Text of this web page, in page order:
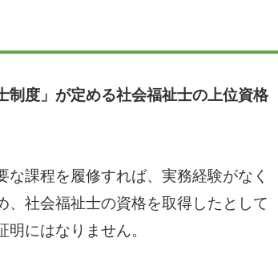
制度」が定める社会福祉士の上位資格
課程を履修すれば、実務経験がなく
、社会福祉士の資格を取得したとして
にはなりません。